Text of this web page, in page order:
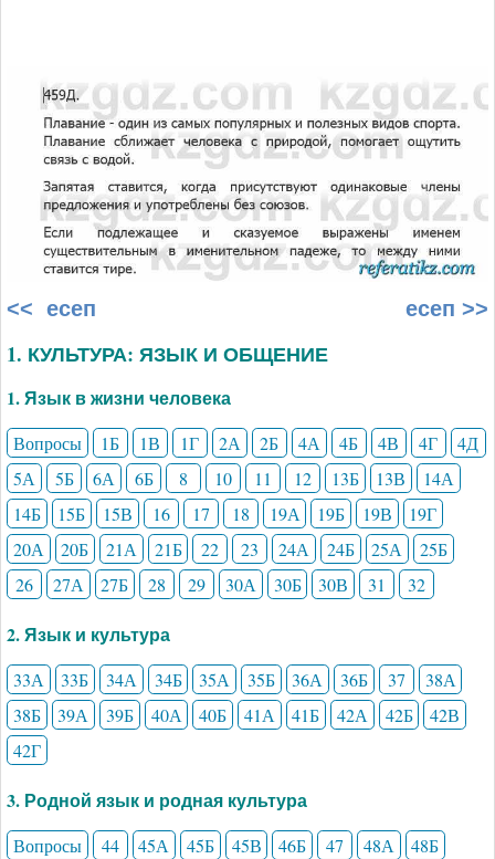
<< есеп есеп >>
1. КУЛЬТУРА: ЯЗЫК И ОБЩЕНИЕ
1. Язык в жизни человека
Вопросы 1Б 1В 1Г 2А 2Б 4А 4Б 4В 4Г
4Д
5А
5Б 6А 6Б 8 10 11 12 13Б 13В
14А
14Б
15Б 15В 16 17 18 19А 19Б 19В
19Г
20А
20Б 21А 21Б 22 23 24А 24Б 25А
25Б
26
27А 27Б 28 29 30А 30Б 30В 31 32
2. Язык и культура
33А 33Б 34А 34Б 35А 35Б 36А 36Б 37
38А
38Б
39А 39Б 40А 40Б 41А 41Б 42А 42Б
42В
42Г
3. Родной язык и родная культура
Вопросы 44 45А 45Б 45В 46Б 47 48А
48Б